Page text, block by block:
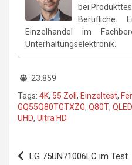
bei
Berufliche
Einzelhandel im
Unterhaltungselektronik.
23.859
Tags: 4K, 55 Zoll , Einzeltest,
GQ55Q80TGTXZG, Q80T, QLED
UHD, Ultra HD
Beitragsnavigation
LG 75UN71006LC im Test